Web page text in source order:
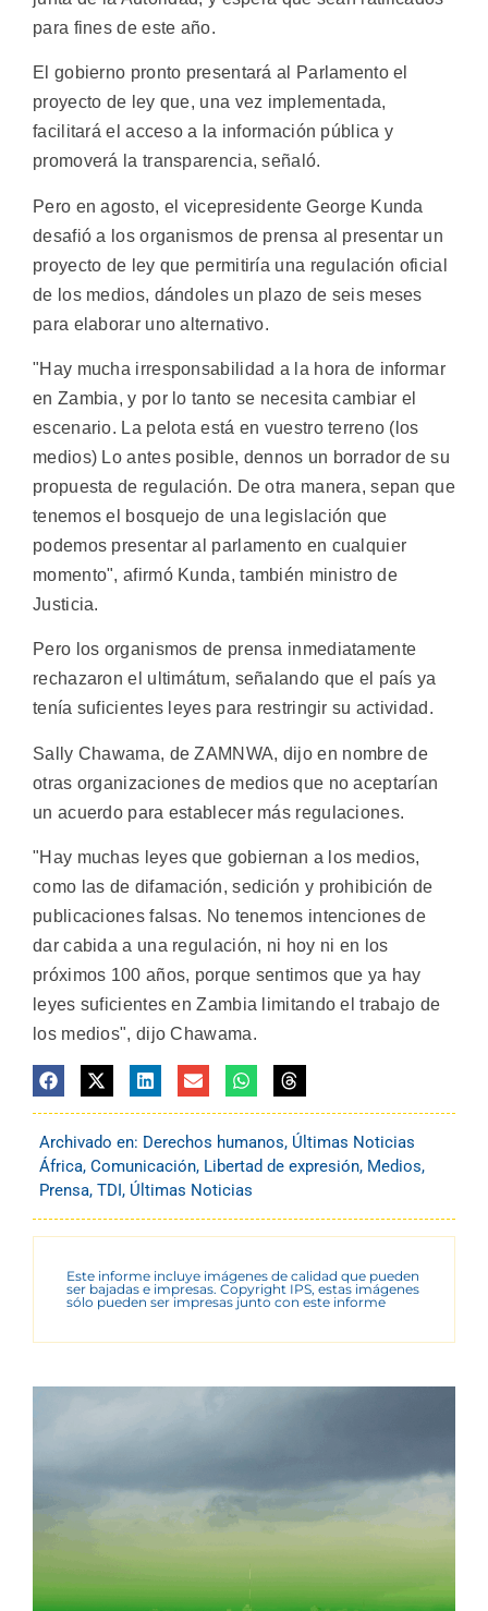
para fines de este año.
El gobierno pronto presentará al Parlamento el
proyecto de ley que, una vez implementada,
facilitará el acceso a la información pública y
promoverá la transparencia, señaló.
Pero en agosto, el vicepresidente George Kunda
desafió a los organismos de prensa al presentar un
proyecto de ley que permitiría una regulación oficial
de los medios, dándoles un plazo de seis meses
para elaborar uno alternativo.
"Hay mucha irresponsabilidad a la hora de informar
en Zambia, y por lo tanto se necesita cambiar el
escenario. La pelota está en vuestro terreno (los
medios) Lo antes posible, dennos un borrador de su
propuesta de regulación. De otra manera, sepan que
tenemos el bosquejo de una legislación que
podemos presentar al parlamento en cualquier
momento", afirmó Kunda, también ministro de
Justicia.
Pero los organismos de prensa inmediatamente
rechazaron el ultimátum, señalando que el país ya
tenía suficientes leyes para restringir su actividad.
Sally Chawama, de ZAMNWA, dijo en nombre de
otras organizaciones de medios que no aceptarían
un acuerdo para establecer más regulaciones.
"Hay muchas leyes que gobiernan a los medios,
como las de difamación, sedición y prohibición de
publicaciones falsas. No tenemos intenciones de
dar cabida a una regulación, ni hoy ni en los
próximos 100 años, porque sentimos que ya hay
leyes suficientes en Zambia limitando el trabajo de
los medios", dijo Chawama.
Archivado en: Derechos humanos, Últimas Noticias
África, Comunicación, Libertad de expresión, Medios,
Prensa, TDI, Últimas Noticias
Este informe incluye imágenes de calidad que pueden
ser bajadas e impresas. Copyright IPS, estas imágenes
sólo pueden ser impresas junto con este informe